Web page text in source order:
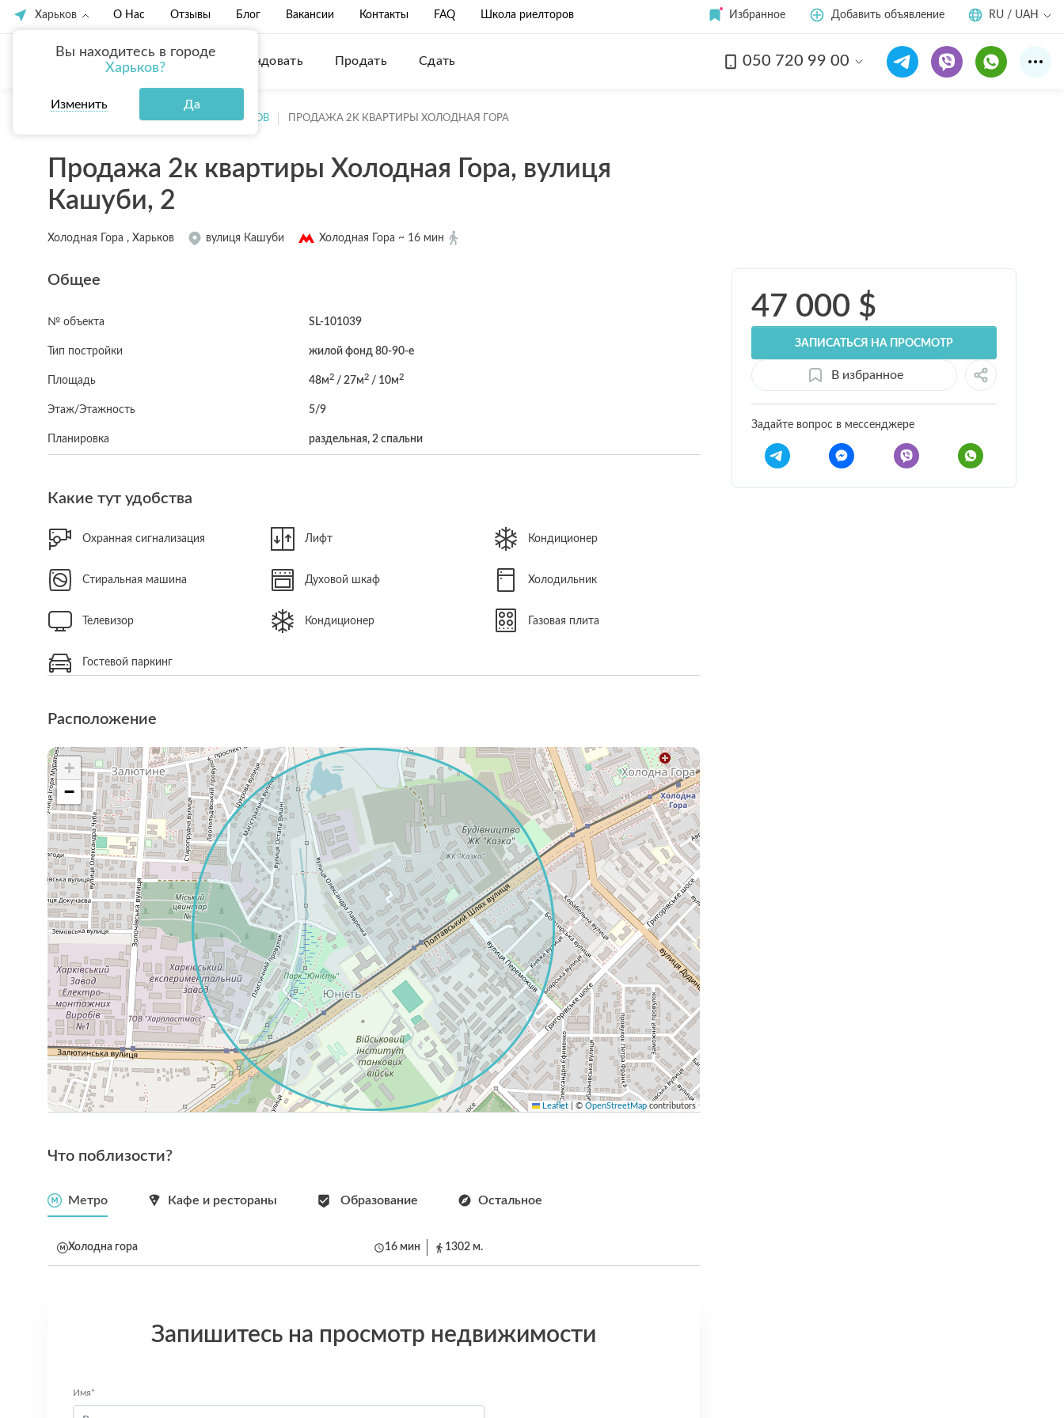
Харьков
Вы находитесь в городе
Харьков?
Изменить Да
О Нас Отзывы Блог Вакансии Контакты FAQ Школа риелторов Избранное Добавить объявление RU / UAH
Купить Арендовать Продать Сдать 050 720 99 00Смотреть все7 фото
ПРОДАЖА КВАРТИР ХАРЬКОВ ПРОДАЖА 2К КВАРТИРЫ ХОЛОДНАЯ ГОРА
Продажа 2к квартиры Холодная Гора, вулиця
Кашуби, 2
Холодная Гора , Харьков вулиця Кашуби Холодная Гора ~ 16 мин
Общее
№ объекта SL-101039
Тип постройки жилой фонд 80-90-е
Площадь 48м2/ 27м2/ 10м2
Этаж/Этажность 5/9
Планировка раздельная, 2 спальни
Какие тут удобства
Охранная сигнализация Лифт Кондиционер
Стиральная машина Духовой шкаф Холодильник
Телевизор Кондиционер Газовая плита
Гостевой паркинг
Расположение
+
−
Leaflet © OpenStreetMapcontributors
Что поблизости?
Метро Кафе и рестораны Образование Остальное
Холодна гора 16 мин 1302 м.
Запишитесь на просмотр недвижимости
Имя*
47 000 $
ЗАПИСАТЬСЯ НА ПРОСМОТР
В избранное
Задайте вопрос в мессенджере